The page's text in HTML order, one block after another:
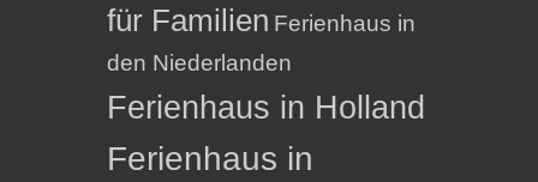
für Familien Ferienhaus in
den Niederlanden
Ferienhaus in Holland
Ferienhaus in